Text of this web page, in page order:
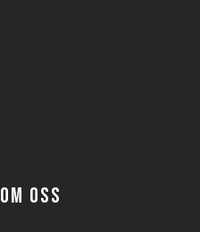
OM OSS